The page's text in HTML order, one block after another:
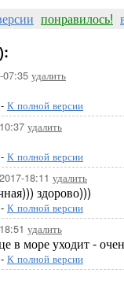
понравилось!
07:35 удалить
- К полной версии
удалить
- К полной версии
18:11 удалить
здорово)))
- К полной версии
удалить
в море уходит -
- К полной версии